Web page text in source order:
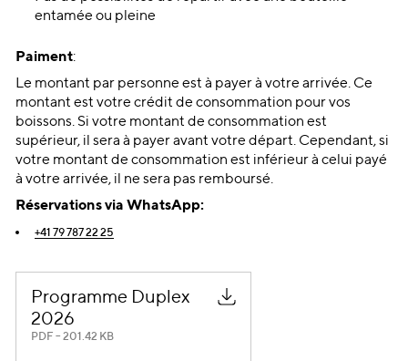
entamée ou pleine
Paiment:
Le montant par personne est à payer à votre arrivée. Ce
montant est votre crédit de consommation pour vos
boissons. Si votre montant de consommation est
supérieur, il sera à payer avant votre départ. Cependant, si
votre montant de consommation est inférieur à celui payé
à votre arrivée, il ne sera pas remboursé.
Réservations via WhatsApp:
+41 79 787 22 25
Programme Duplex
2026
PDF – 201.42 KB